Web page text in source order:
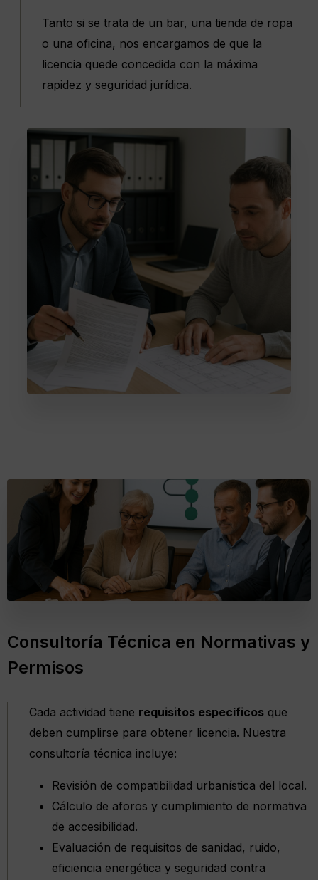
Tanto si se trata de un bar, una tienda de ropa
o una oficina, nos encargamos de que la
licencia quede concedida con la máxima
rapidez y seguridad jurídica.
Consultoría Técnica en Normativas y
Permisos
Cada actividad tiene requisitos específicos que
deben cumplirse para obtener licencia. Nuestra
consultoría técnica incluye:
Revisión de compatibilidad urbanística del local.
Cálculo de aforos y cumplimiento de normativa
de accesibilidad.
Evaluación de requisitos de sanidad, ruido,
eficiencia energética y seguridad contra